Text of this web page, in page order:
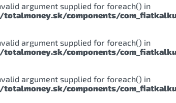
argument supplied for foreach() in
components/
argument supplied for foreach() in
components/
argument supplied for foreach() in
components/